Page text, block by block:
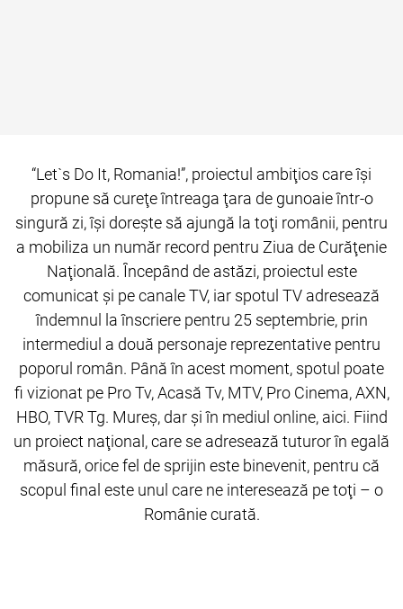
“Let`s Do It, Romania!”, proiectul ambiţios care îşi
propune să cureţe întreaga ţara de gunoaie într-o
singură zi, îşi doreşte să ajungă la toţi românii, pentru
a mobiliza un număr record pentru Ziua de Curăţenie
Naţională. Începând de astăzi, proiectul este
comunicat şi pe canale TV, iar spotul TV adresează
îndemnul la înscriere pentru 25 septembrie, prin
intermediul a două personaje reprezentative pentru
poporul român. Până în acest moment, spotul poate
fi vizionat pe Pro Tv, Acasă Tv, MTV, Pro Cinema, AXN,
HBO, TVR Tg. Mureş, dar şi în mediul online, aici. Fiind
un proiect naţional, care se adresează tuturor în egală
măsură, orice fel de sprijin este binevenit, pentru că
scopul final este unul care ne interesează pe toţi – o
Românie curată.